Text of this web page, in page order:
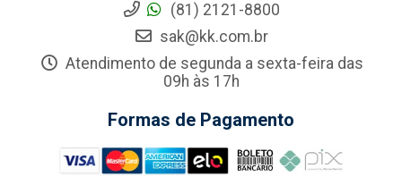
(81) 2121-8800
sak@kk.com.br
Atendimento de segunda a sexta-feira das
09h às 17h
Formas de Pagamento